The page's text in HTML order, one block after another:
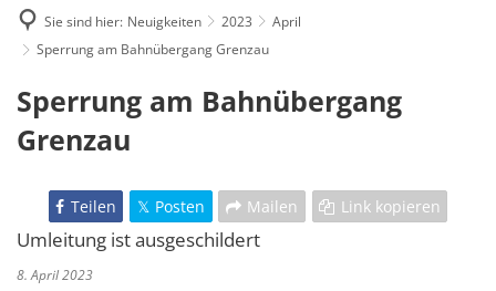
Sie sind hier: Neuigkeiten 2023
April
Sperrung am Bahnübergang Grenzau
Sperrung am Bahnübergang
Grenzau
Teilen Posten Mailen Link kopieren
Umleitung ist ausgeschildert
8. April 2023